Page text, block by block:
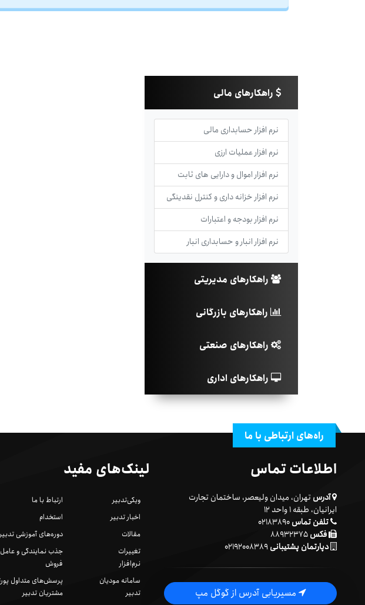
راهکارهای مالی
نرم افزار حسابداری مالی
نرم افزار عملیات ارزی
نرم افزار اموال و دارایی های ثابت
نرم افزار خزانه داری و کنترل نقدینگی
نرم افزار بودجه و اعتبارات
نرم افزار انبار و حسابداری انبار
راهکارهای مدیریتی
راهکارهای بازرگانی
راهکارهای صنعتی
راهکارهای اداری
راه‌های ارتباطی با ما
اطلاعات تماس
آدرستهران، میدان ولیعصر، ساختمان تجارت
ایرانیان، طبقه ۱ واحد ۱۲
تلفن تماس۰۲۱۸۳۸۹۰
فکس
دپارتمان پشتیبانی۰۲۱۹۲۰۰۸۳۸۹
مسیریابی آدرس از گوگل مپ
لینک‌های مفید
ویکی‌تدبیر
اخبار تدبیر
مقالات
تغییرات
نرم‌افزار
سامانه مودیان
تدبیر
ارتباط با ما
استخدام
دوره‌های آموزشی تدبیر
جذب نمایندگی و عامل
فروش
پرسش‌های متداول
مشتریان تدبیر